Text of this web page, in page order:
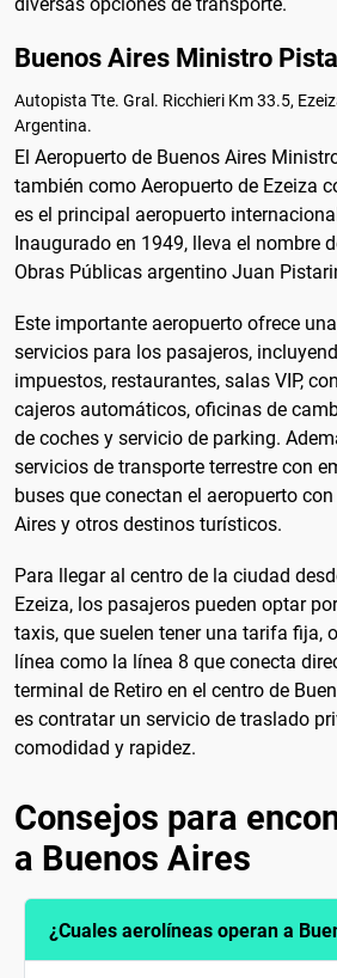
Buenos Aires Ministro
Autopista Tte. Gral. Ricchieri Km 33.5,
Argentina.
El Aeropuerto de Buenos Aires
también como Aeropuerto de Ezeiza
es el principal aeropuerto
Inaugurado en 1949, lleva el nombre
Obras Públicas argentino Juan
Este importante aeropuerto ofrece
servicios para los pasajeros,
impuestos, restaurantes, salas VIP,
cajeros automáticos, oficinas de
de coches y servicio de parking.
servicios de transporte terrestre con
buses que conectan el aeropuerto
Aires y otros destinos turísticos.
Para llegar al centro de la ciudad
Ezeiza, los pasajeros pueden optar
taxis, que suelen tener una tarifa fija,
línea como la línea 8 que conecta
terminal de Retiro en el centro de
es contratar un servicio de traslado
comodidad y rapidez.
Consejos para
a Buenos Aires
¿Cuales aerolíneas operan a